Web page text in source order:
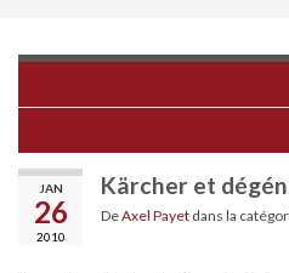
JAN
26
2010
Kärcher et
DeAxel Payet dans la